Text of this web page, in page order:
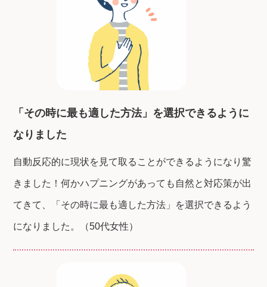
「その時に最も適した方法」を選択できるように
なりました
自動反応的に現状を見て取ることができるようになり驚
きました！何かハプニングがあっても自然と対応策が出
てきて、「その時に最も適した方法」を選択できるよう
になりました。（50代女性）